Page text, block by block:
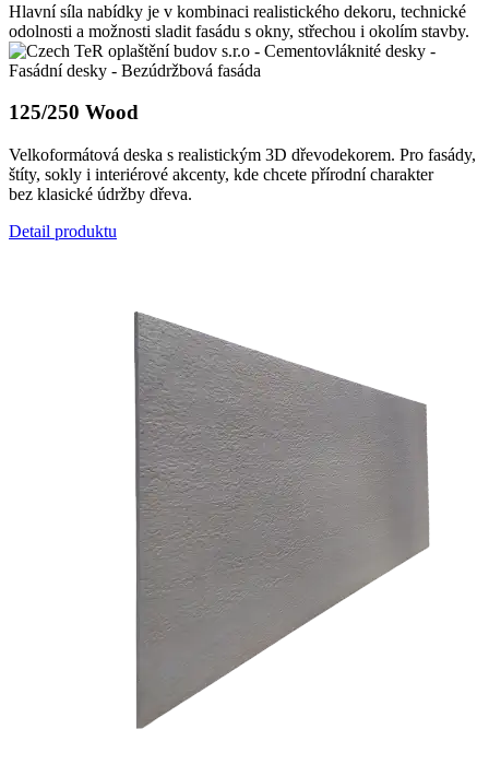
Hlavní síla nabídky je v kombinaci realistického dekoru, technické
odolnosti a možnosti sladit fasádu s okny, střechou i okolím stavby.
125/250 Wood
Velkoformátová deska s realistickým 3D dřevodekorem. Pro fasády,
štíty, sokly i interiérové akcenty, kde chcete přírodní charakter
bez klasické údržby dřeva.
Detail produktu